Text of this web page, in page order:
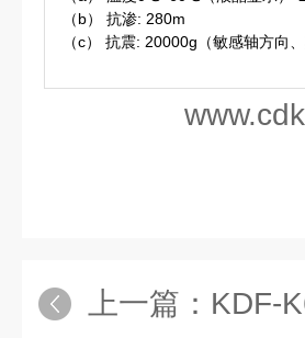
（b） 抗渗: 280m
（c） 抗震: 20000g（敏感轴方向
上一篇： KDF-